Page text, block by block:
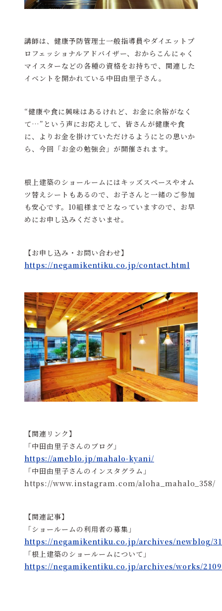
講師は、健康予防管理士一般指導員やダイエットプ
ロフェッショナルアドバイザー、おからこんにゃく
マイスターなどの各種の資格をお持ちで、関連した
イベントを開かれている中田由里子さん。
“健康や食に興味はあるけれど、お金に余裕がなく
て…”という声にお応えして、皆さんが健康や食
に、よりお金を掛けていただけるようにとの思いか
ら、今回「お金の勉強会」が開催されます。
根上建築のショールームにはキッズスペースやオム
ツ替えシートもあるので、お子さんと一緒のご参加
も安心です。10組様までとなっていますので、お早
めにお申し込みくださいませ。
【お申し込み・お問い合わせ】
https://negamikentiku.co.jp/contact.html
【関連リンク】
「中田由里子さんのブログ」
https://ameblo.jp/mahalo-kyani/
「中田由里子さんのインスタグラム」
https://www.instagram.com/aloha_mahalo_358/
【関連記事】
「ショールームの利用者の募集」
https://negamikentiku.co.jp/archives/newblog/
「根上建築のショールームについて」
https://negamikentiku.co.jp/archives/works/